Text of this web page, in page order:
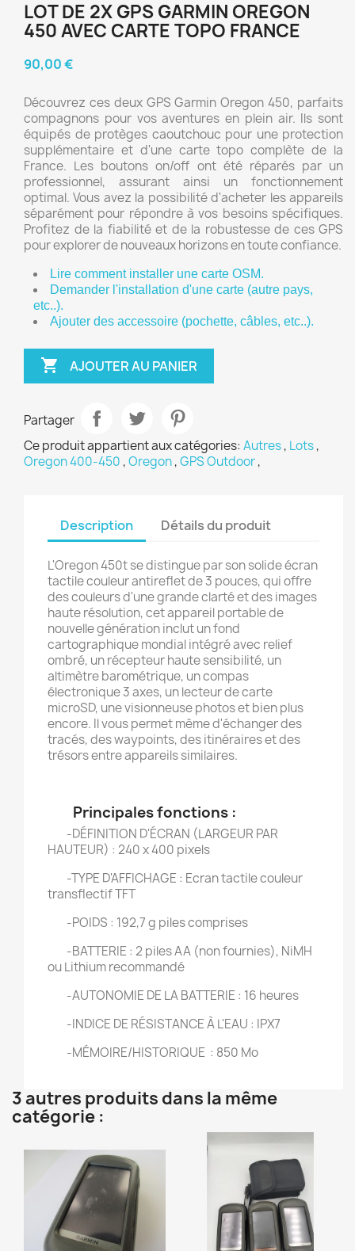
LOT DE 2X GPS GARMIN OREGON
450 AVEC CARTE TOPO FRANCE
90,00 €
Découvrez ces deux GPS Garmin Oregon 450, parfaits
compagnons pour vos aventures en plein air. Ils sont
équipés de protèges caoutchouc pour une protection
supplémentaire et d'une carte topo complète de la
France. Les boutons on/off ont été réparés par un
professionnel, assurant ainsi un fonctionnement
optimal. Vous avez la possibilité d'acheter les appareils
séparément pour répondre à vos besoins spécifiques.
Profitez de la fiabilité et de la robustesse de ces GPS
pour explorer de nouveaux horizons en toute confiance.
Lire comment installer une carte OSM.
Demander l'installation d'une carte (autre pays,
etc..).
Ajouter des accessoire (pochette, câbles, etc..).
 AJOUTER AU PANIER
Partager
Ce produit appartient aux catégories: Autres, Lots,
Oregon 400-450 ,Oregon,GPS Outdoor,
Description Détails du produit
L'Oregon 450t se distingue par son solide écran
tactile couleur antireflet de 3 pouces, qui offre
des couleurs d'une grande clarté et des images
haute résolution, cet appareil portable de
nouvelle génération inclut un fond
cartographique mondial intégré avec relief
ombré, un récepteur haute sensibilité, un
altimètre barométrique, un compas
électronique 3 axes, un lecteur de carte
microSD, une visionneuse photos et bien plus
encore. Il vous permet même d'échanger des
tracés, des waypoints, des itinéraires et des
trésors entre appareils similaires.
Principales fonctions :
-DÉFINITION D'ÉCRAN (LARGEUR PAR
HAUTEUR) : 240 x 400 pixels
-TYPE D'AFFICHAGE : Ecran tactile couleur
transflectif TFT
-POIDS : 192,7 g piles comprises
-BATTERIE : 2 piles AA (non fournies), NiMH
ou Lithium recommandé
-AUTONOMIE DE LA BATTERIE : 16 heures
-INDICE DE RÉSISTANCE À L'EAU : IPX7
-MÉMOIRE/HISTORIQUE : 850 Mo
3 autres produits dans la même
catégorie :